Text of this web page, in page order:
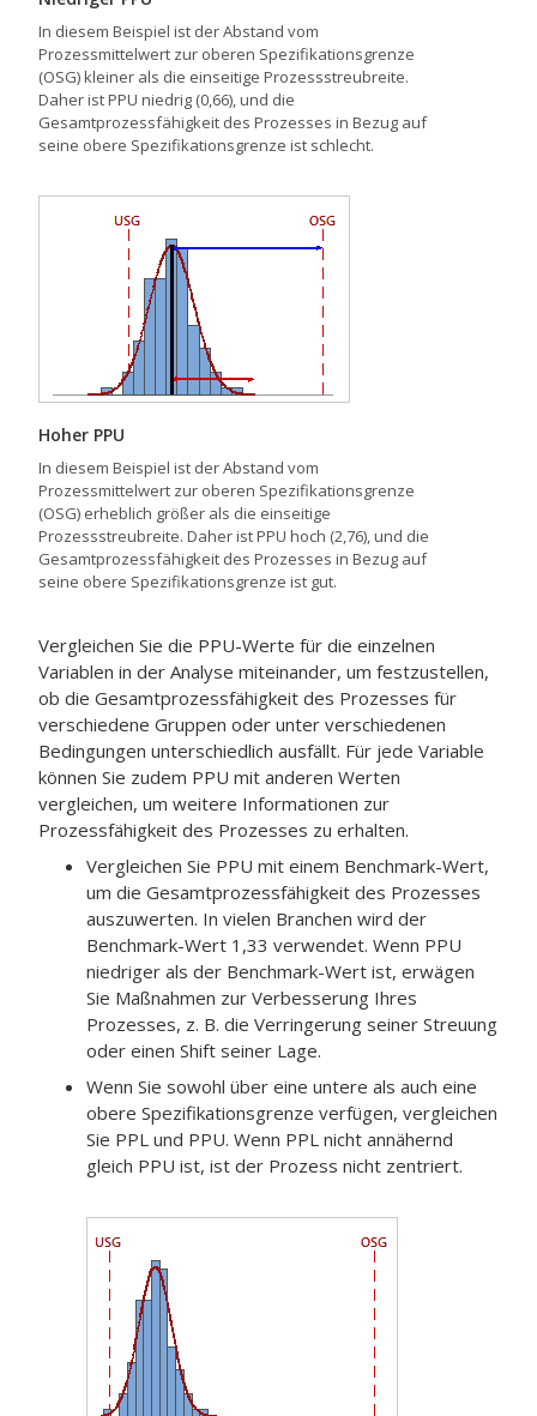
In diesem Beispiel ist der Abstand vom
Prozessmittelwert zur oberen Spezifikationsgrenze
(OSG) kleiner als die einseitige Prozessstreubreite.
Daher ist PPU niedrig (0,66), und die
Gesamtprozessfähigkeit des Prozesses in Bezug auf
seine obere Spezifikationsgrenze ist schlecht.
Hoher PPU
In diesem Beispiel ist der Abstand vom
Prozessmittelwert zur oberen Spezifikationsgrenze
(OSG) erheblich größer als die einseitige
Prozessstreubreite. Daher ist PPU hoch (2,76), und die
Gesamtprozessfähigkeit des Prozesses in Bezug auf
seine obere Spezifikationsgrenze ist gut.
Vergleichen Sie die PPU-Werte für die einzelnen
Variablen in der Analyse miteinander, um festzustellen,
ob die Gesamtprozessfähigkeit des Prozesses für
verschiedene Gruppen oder unter verschiedenen
Bedingungen unterschiedlich ausfällt. Für jede Variable
können Sie zudem PPU mit anderen Werten
vergleichen, um weitere Informationen zur
Prozessfähigkeit des Prozesses zu erhalten.
Vergleichen Sie PPU mit einem Benchmark-Wert,
um die Gesamtprozessfähigkeit des Prozesses
auszuwerten. In vielen Branchen wird der
Benchmark-Wert 1,33 verwendet. Wenn PPU
niedriger als der Benchmark-Wert ist, erwägen
Sie Maßnahmen zur Verbesserung Ihres
Prozesses, z. B. die Verringerung seiner Streuung
oder einen Shift seiner Lage.
Wenn Sie sowohl über eine untere als auch eine
obere Spezifikationsgrenze verfügen, vergleichen
Sie PPL und PPU. Wenn PPL nicht annähernd
gleich PPU ist, ist der Prozess nicht zentriert.